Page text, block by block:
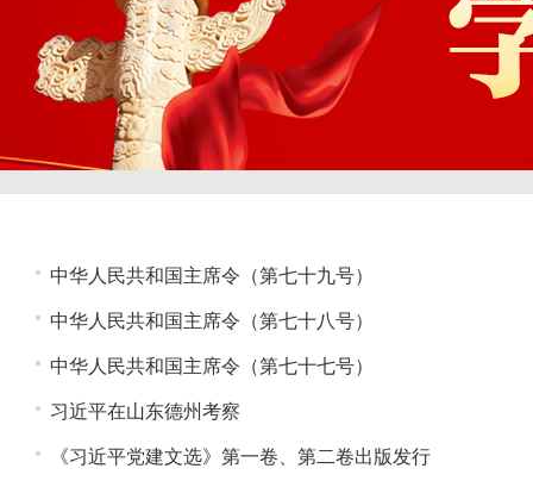
中华人民共和国主席令（第七十九号）
中华人民共和国主席令（第七十八号）
中华人民共和国主席令（第七十七号）
习近平在山东德州考察
《习近平党建文选》第一卷、第二卷出版发行